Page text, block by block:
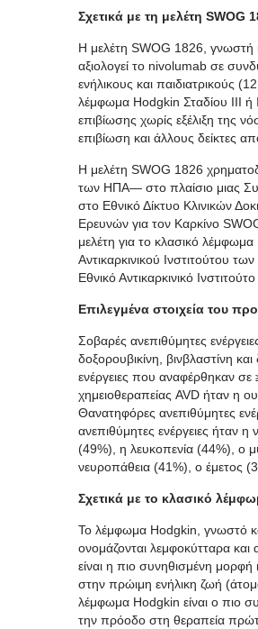
Σχετικά με τη μελέτη SWOG
Η μελέτη SWOG 1826, γνωστή
αξιολογεί το nivolumab σε
ενήλικους και παιδιατρικούς
λέμφωμα Hodgkin Σταδίου III ή
επιβίωσης χωρίς εξέλιξη της
επιβίωση και άλλους δείκτες
Η μελέτη SWOG 1826
των ΗΠΑ— στο πλαίσιο μιας
στο Εθνικό Δίκτυο Κλινικών
Ερευνών για τον Καρκίνο
μελέτη για το κλασικό λέμφωμα
Αντικαρκινικού Ινστιτούτου
Εθνικό Αντικαρκινικό
Επιλεγμένα στοιχεία του
Σοβαρές ανεπιθύμητες
δοξορουβικίνη, βινβλαστίνη
ενέργειες που αναφέρθηκαν
χημειοθεραπείας AVD ήταν η
Θανατηφόρες ανεπιθύμητες
ανεπιθύμητες ενέργειες ήταν
(49%), η λευκοπενία (44%), ο
νευροπάθεια (41%), ο έμετος
Σχετικά με το κλασικό
Το λέμφωμα Hodgkin, γνωστό
ονομάζονται λεμφοκύτταρα
είναι η πιο συνηθισμένη
στην πρώιμη ενήλικη ζωή
λέμφωμα Hodgkin είναι ο πιο
την πρόοδο στη θεραπεία